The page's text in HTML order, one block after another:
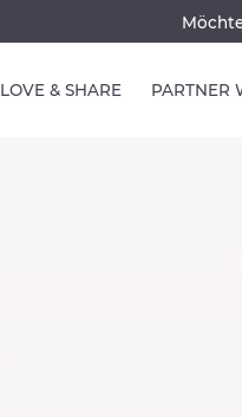
LOVE & SHARE PARTNER